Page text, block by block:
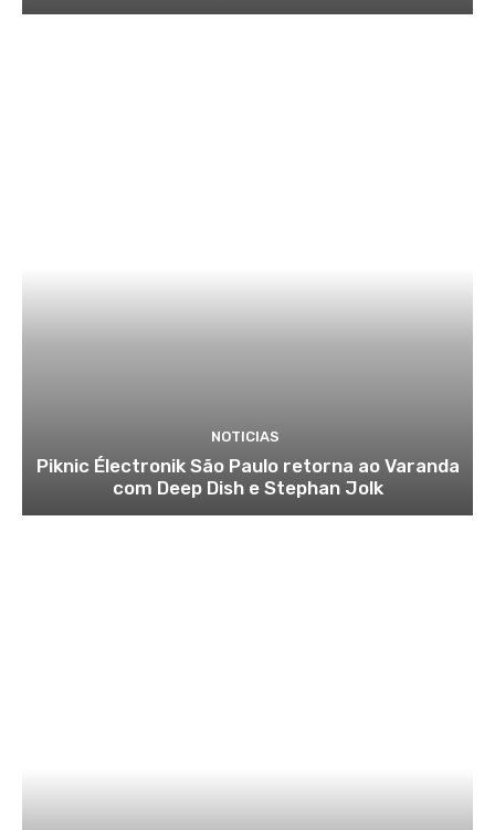
NOTICIAS
Piknic Électronik São Paulo retorna ao Varanda
com Deep Dish e Stephan Jolk